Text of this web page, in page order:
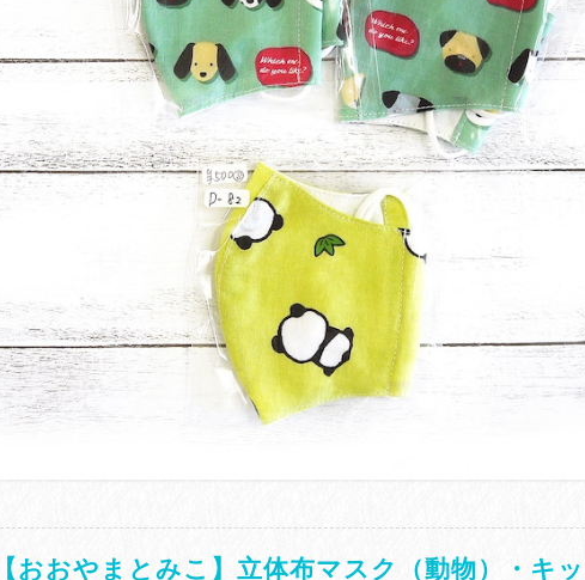
【おおやまとみこ】立体布マスク（動物）・キ